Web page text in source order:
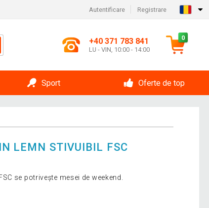
Autentificare Registrare
+40 371 783 841
LU - VIN, 10:00 - 14:00
0
Sport Oferte de top
LEMN STIVUIBIL FSC
se potrivește mesei de weekend.